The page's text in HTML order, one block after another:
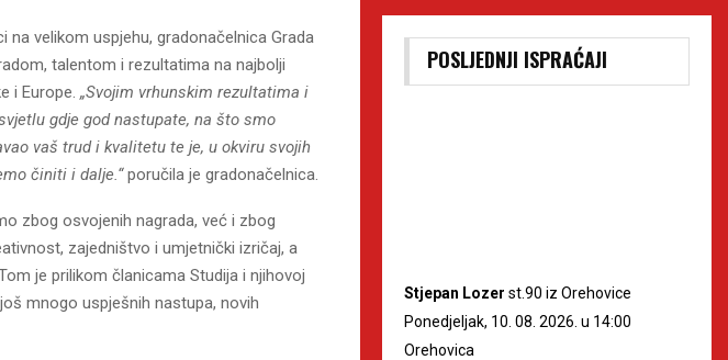
velikom uspjehu, gradonačelnica Grada
talentom i rezultatima na najbolji
i Europe. „Svojim vrhunskim rezultatima i
gdje god nastupate, na što smo
vaš trud i kvalitetu te je, u okviru svojih
činiti i dalje.“poručila je gradonačelnica.
zbog osvojenih nagrada, već i zbog
zajedništvo i umjetnički izričaj, a
je prilikom članicama Studija i njihovoj
mnogo uspješnih nastupa, novih
POSLJEDNJI ISPRAĆAJI
Stjepan Lozer st.90 iz Orehovice
Ponedjeljak, 10. 08. 2026. u 14:00
Orehovica